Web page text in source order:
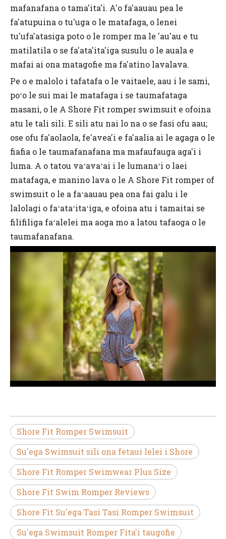
mafanafana o tama'ita'i. A'o fa'aauau pea le
fa'atupuina o tu'uga o le matafaga, o lenei
tu'ufa'atasiga poto o le romper ma le 'au'au e tu
matilatila o se fa'ata'ita'iga susulu o le auala e
mafai ai ona matagofie ma fa'atino lavalava.
Pe o e malolo i tafatafa o le vaitaele, aau i le sami,
poʻo le sui mai le matafaga i se taumafataga
masani, o le A Shore Fit romper swimsuit e ofoina
atu le tali sili. E sili atu nai lo na o se fasi ofu aau;
ose ofu fa'aolaola, fe'avea'i e fa'aalia ai le agaga o le
fiafia o le taumafanafana ma mafaufauga aga'i i
luma. A o tatou vaʻavaʻai i le lumanaʻi o laei
matafaga, e manino lava o le A Shore Fit romper of
swimsuit o le a faʻaauau pea ona fai galu i le
lalolagi o faʻataʻitaʻiga, e ofoina atu i tamaitai se
filifiliga faʻalelei ma aoga mo a latou tafaoga o le
taumafanafana.
Shore Fit Romper Swimsuit
Su'ega Swimsuit sili ona fetaui lelei i Shore
Shore Fit Romper Swimwear Plus Size
Shore Fit Swim Romper Reviews
Shore Fit Su'ega Tasi Tasi Romper Swimsuit
Su'ega Swimsuit Romper Fita'i taugofie